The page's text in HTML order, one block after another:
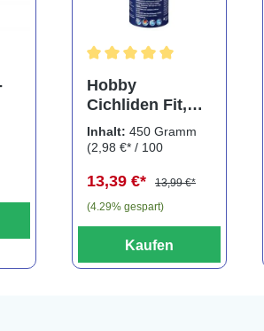
Hobby
Cichliden Fit,
450 g
Inhalt: 450 Gramm
(2,98 €* / 100
13,39 €*
13,99 €*
(4.29% gespart)
Kaufen